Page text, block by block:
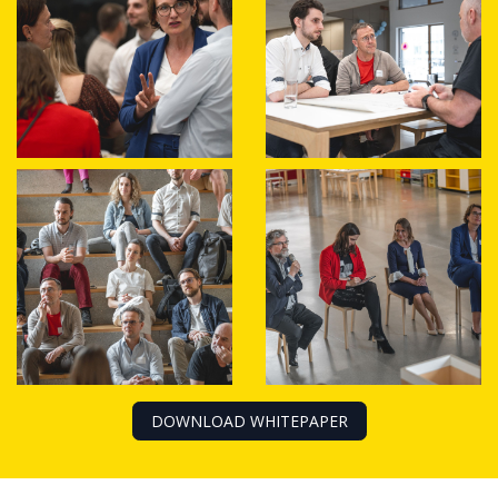
DOWNLOAD WHITEPAPER